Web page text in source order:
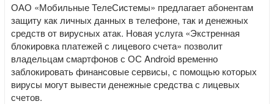
ОАО «Мобильные ТелеСистемы» предлагает абонентам
защиту как личных данных в телефоне, так и денежных
средств от вирусных атак. Новая услуга «Экстренная
блокировка платежей с лицевого счета» позволит
владельцам смартфонов с ОС Android временно
заблокировать финансовые сервисы, с помощью которых
вирусы могут вывести денежные средства с лицевых
счетов.